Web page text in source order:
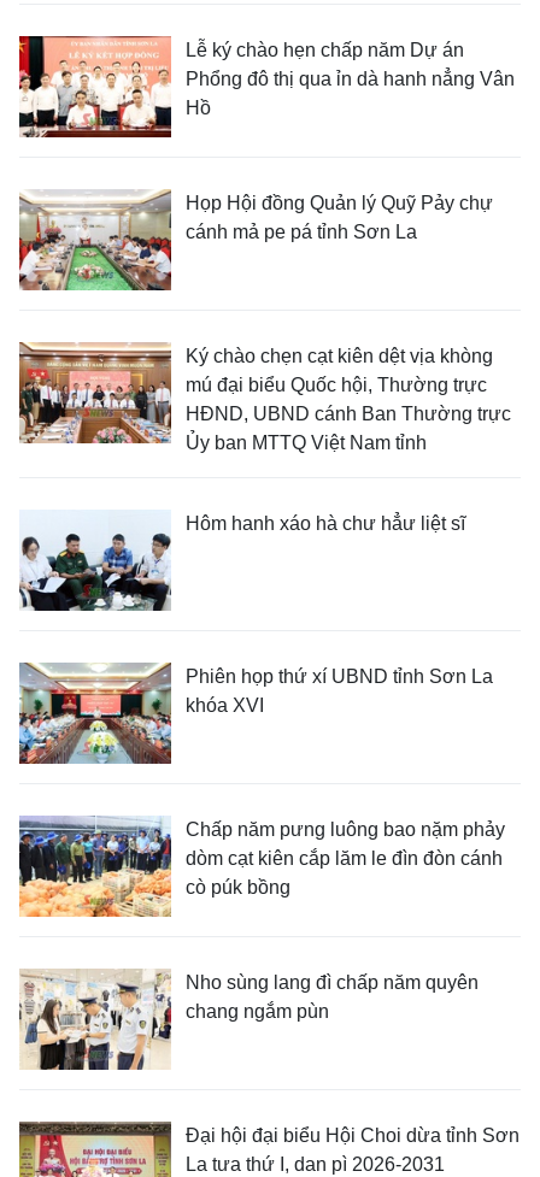
Lễ ký chào hẹn chấp năm Dự án
Phổng đô thị qua ỉn dà hanh nẳng Vân
Hồ
Họp Hội đồng Quản lý Quỹ Pảy chự
cánh mả pe pá tỉnh Sơn La
Ký chào chẹn cạt kiên dệt vịa khòng
mú đại biểu Quốc hội, Thường trực
HĐND, UBND cánh Ban Thường trực
Ủy ban MTTQ Việt Nam tỉnh
Hôm hanh xáo hà chư hẳư liệt sĩ
Phiên họp thứ xí UBND tỉnh Sơn La
khóa XVI
Chấp năm pưng luông bao nặm phảy
dòm cạt kiên cắp lăm le đìn đòn cánh
cò púk bồng
Nho sùng lang đì chấp năm quyên
chang ngắm pùn
Đại hội đại biểu Hội Choi dừa tỉnh Sơn
La tưa thứ I, dan pì 2026-2031